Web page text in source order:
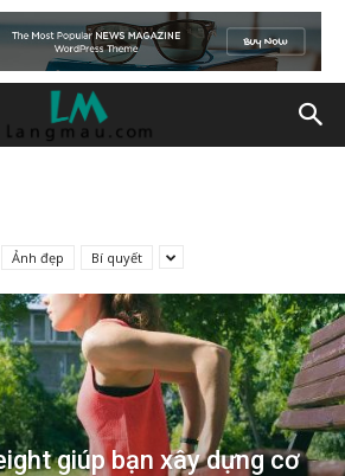
Ảnh đẹp Bí quyết
giúp bạn xây dựng cơ